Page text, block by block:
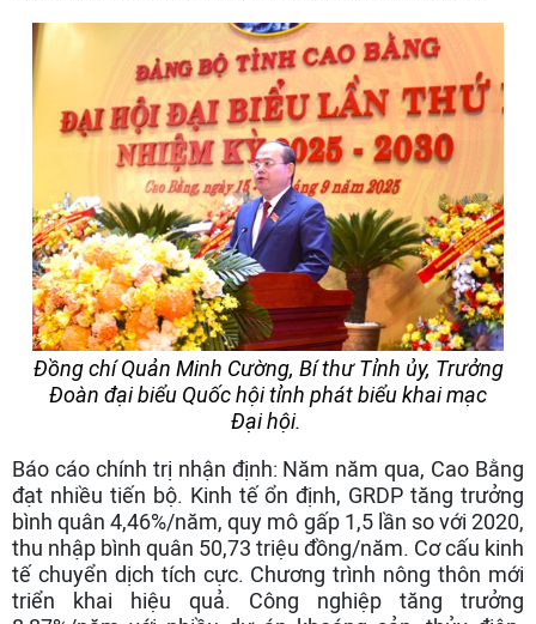
Đồng chí Quản Minh Cường, Bí thư Tỉnh ủy, Trưởng
Đoàn đại biểu Quốc hội tỉnh phát biểu khai mạc
Đại hội.
Báo cáo chính trị nhận định: Năm năm qua, Cao Bằng
đạt nhiều tiến bộ. Kinh tế ổn định, GRDP tăng trưởng
bình quân 4,46%/năm, quy mô gấp 1,5 lần so với 2020,
thu nhập bình quân 50,73 triệu đồng/năm. Cơ cấu kinh
tế chuyển dịch tích cực. Chương trình nông thôn mới
triển khai hiệu quả. Công nghiệp tăng trưởng